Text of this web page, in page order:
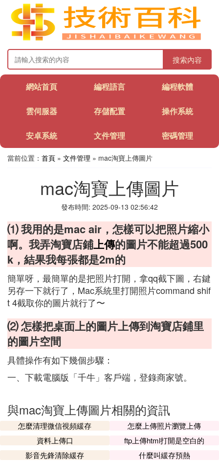
搜索內容
網站首頁 編程語言 編程軟體
雲伺服器 存儲配置 操作系統
安卓系統 文件管理 密碼管理
當前位置： 首頁 » 文件管理 » mac淘寶上傳圖片
mac淘寶上傳圖片
發布時間: 2025-09-13 02:56:42
⑴ 我用的是mac air，怎樣可以把照片縮小
啊。我弄淘寶店鋪上傳的圖片不能超過500
k，結果我每張都是2m的
簡單呀，最簡單的是把照片打開，拿qq截下圖，右鍵
另存一下就行了，Mac系統里打開照片command shif
t 4截取你的圖片就行了〜
⑵ 怎樣把桌面上的圖片上傳到淘寶店鋪里
的圖片空間
具體操作有如下幾個步驟：
一、下載電腦版「千牛」客戶端，登錄商家號。
與mac淘寶上傳圖片相關的資訊
怎麼清理微信視頻緩存
怎麼上傳照片瀏覽上傳
資料上傳口
ftp上傳html打開是空白的
影音先鋒清除緩存
什麼叫緩存預熱